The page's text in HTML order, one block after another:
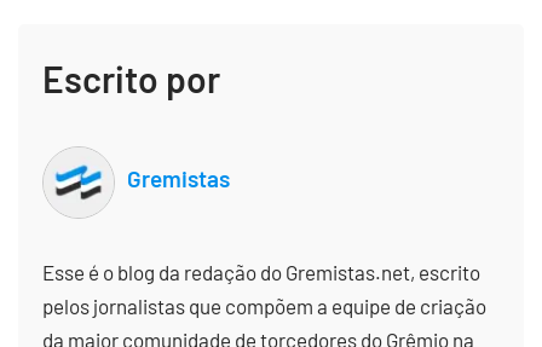
Escrito por
Gremistas
Esse é o blog da redação do Gremistas.net, escrito
pelos jornalistas que compõem a equipe de criação
da maior comunidade de torcedores do Grêmio na